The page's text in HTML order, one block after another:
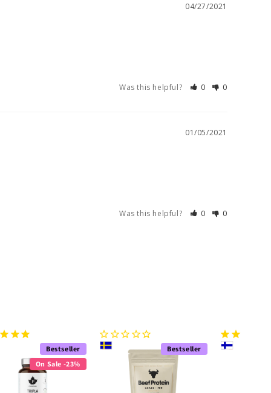
04/27/2021
Was this helpful? 0 0
01/05/2021
Was this helpful? 0 0
Bestseller
On Sale -23%
Bestseller